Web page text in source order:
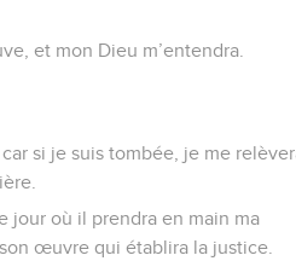
et mon Dieu m’entendra.
si je suis tombée, je me
jour où il prendra en main ma
œuvre qui établira la justice.